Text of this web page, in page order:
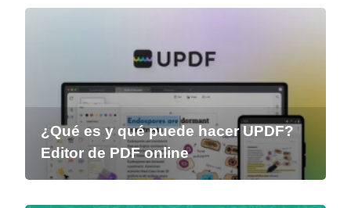
¿Qué es y qué puede hacer UPDF?
Editor de PDF online